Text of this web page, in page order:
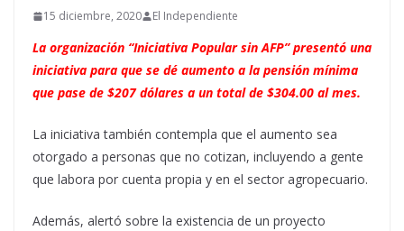
15 diciembre, 2020 El Independiente
La organización “Iniciativa Popular sin AFP” presentó una
iniciativa para que se dé aumento a la pensión mínima
que pase de $207 dólares a un total de $304.00 al mes.
La iniciativa también contempla que el aumento sea
otorgado a personas que no cotizan, incluyendo a gente
que labora por cuenta propia y en el sector agropecuario.
Además, alertó sobre la existencia de un proyecto